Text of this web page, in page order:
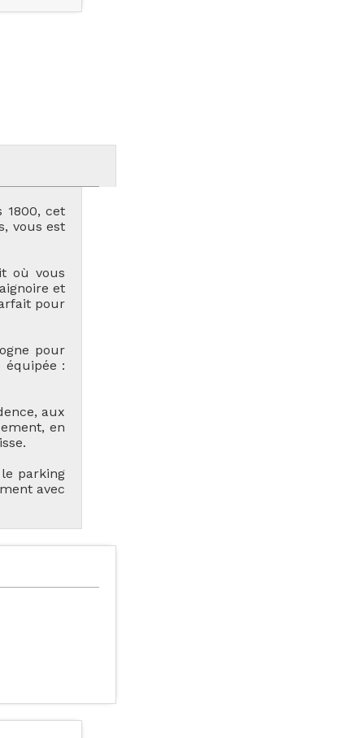
1800, cet
vous est
où vous
et
pour
pour
équipée :
aux
en
parking
avec